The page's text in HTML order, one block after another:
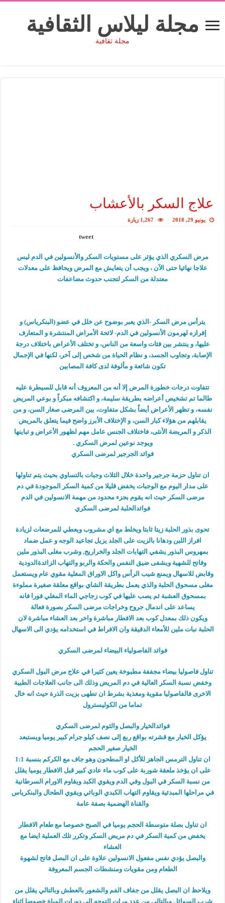
مجلة ليلاس الثقافية
مجلة ثقافية
علاج السكر بالأعشاب
يونيو 29, 2018 1,267 زيارة
tweet
مرض السكري الذي يؤثر على مستويات السكر والأنسولين في الدم ليس
علاجا نهائيا حتى الآن ، ويجب أن يتعايش مع المرض ويحافظ على معدلات
معتدلة من السكر لتجنب حدوث مضاعفات
يترأس مرض السكر -الذي يعبر بوضوح عن خلل في عضو (البنكرياس) و
إفرازه لهرمون الأنسولين في الدم- لائحة الأمراض المنتشرة و المتعارف
عليها، و ينتشر بين فئات واسعة من الناس، و تختلف الأعراض باختلاف درجة
الإصابة، وتجاوب الجسد، و نظام الحياة من شخص إلى آخر، لكنها في الإجمال
تكون شائعة و مألوفة لدى كافة المصابين
تتفاوت درجات خطورة المرض إلا أنه من المعروف أنه قابل للسيطرة عليه
طالما تم تشخيص أعراضه بطريقة سليمة، و اكتشافه مبكراً و بوعي المريض
نفسه، و تظهر الأعراض أيضاً بشكل متفاوت، بين المرضى صغار السن، و من
يقابلهم من هؤلاء كبار السن، و الإختلاف الأبرز واضح فيما يتعلق بالمريض
الذكر و المريضة الأنثى، فاختلاف الجنس عامل مهم لظهور الأعراض و تباينها
ويوجد نوعين لمرض السكري .
فوائد الجرجير لمرضى السكري
ان تناول حزمة جرجير واحدة خلال الثلاث وجبات بالتساوي بحيث يتم تناولها
على مدار اليوم مع الوجبات يخفض قليلا من كمية السكر الموجودة في دم
مرضى السكر حيث انه يقوم بجزء محدود من مهمة الانسولين في الدم
فوائدالحلبة لمرضى السكري
تحوى بذور الحلبة زيتا ثابتا ويخلط مع اي مشروب ويعطي للمرضعات لزيادة
افراز اللبن ودهانا بالزيت على الجلد يزيل تجاعيد الوجه و عمل ضماد
بمهروس البذور يشفي التهابات الجلد والخراريج, وشرب مغلى البذور ملين
وفاتح للشهية ويشفى ضيق النفس والحكة والربو والتهاب الزائدةالدودية
وقابض للاسهال ويمنع شيب الرأس واكل الاوراق المغلية مقوي عام ويستعمل
مغلى مسحوق الحلبة والذي يعمل بطريقة الشاي بواقع معلقة صغيرة مملوءة
بمسحوق العشبة ثم يصب عليها في كوب زجاجي الماء المغلي فورا فانه
يساعد على اندمال جروح وخراجات مرضى السكر بصورة فعالة
ويكون ذلك بمعدل كوب بعد الافطار مباشرة واخر بعد العشاء مباشرة لان
الحلبة نبات ملين للأمعاء الدقيقة وان الافراط في استخدامه يؤدي الى الاسهال
فوائد الفاصولياء البيضاء لمرضى السكري
تناول فاصوليا بيضاء مجففة مطبوخة يعين كثيرا في علاج مرض البول السكري
وخفض نسبة السكر العالية في دم المريض وذلك الى جانب العلاجات الطبية
الاخرى فالفاصوليا مقوية ومغذية بشرط ان تطهى بزيت الذرة حيث انه خال
تماما من الكوليسترول
فوائدالخيار والبصل والثوم لمرضى السكري
يؤكل الخيار مع قشرته بواقع ربع إلى نصف كيلو جرام كبير يوميا ويستبعد
الخيار صغير الحجم
ان تناول الترمس الجاهز للأكل او المطحون وهو جاف مع الكركم بنسبة 1:1
على ان يؤخذ ملعقة شوربة على كوب ماء عادي كبير قبل الافطار يوميا يقلل
من نسبة السكر في البول وفي الدم ويقوي الكبد ويقاوم الاورام السرطانية
في مراحلها المبدئية ويقاوم التهاب الكبدي الوبائي ويقوي الطحال والبنكرياس
والقناة الهضمية بصفة عامة
ان تناول بصلة متوسطة الحجم يوميا في الصبح خصوصا مع طعام الافطار
يخفض من كمية السكر في دم مريض السكر وتكرر تلك العملية ايضا مع
العشاء
والبصل يؤدي نفس مفعول الانسولين علاوة على ان البصل فاتح لشهوة
الطعام ومن مقويات ومنشطات الجسم المعروفة
ويلاحظ ان البصل يقلل من جفاف الفم والشعور بالعطش وبالتالي يقلل من
شرب السوائل وبالتالي من عدد مرات التوجه الى دورات المياة خصوصا اثناء